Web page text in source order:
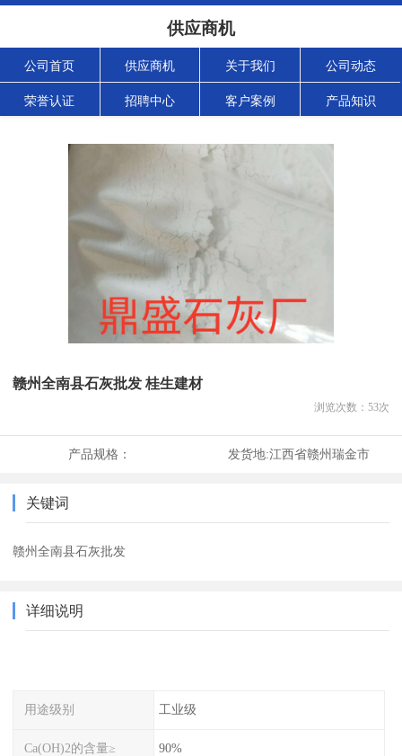
供应商机
公司首页 供应商机 关于我们 公司动态
荣誉认证 招聘中心 客户案例 产品知识
赣州全南县石灰批发 桂生建材
浏览次数： 53次
产品规格： 发货地:江西省赣州瑞金市
关键词
赣州全南县石灰批发
详细说明
用途级别 工业级
Ca(OH)2的含量≥ 90%